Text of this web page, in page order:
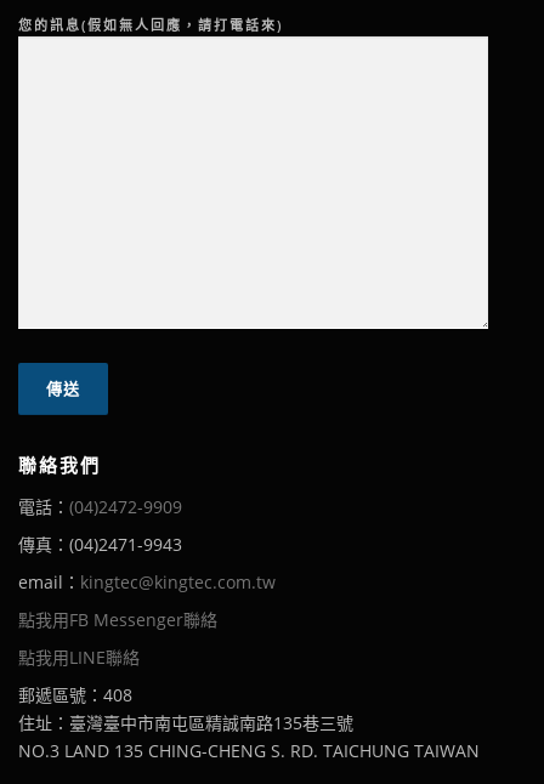
您的訊息(假如無人回應，請打電話來)
聯絡我們
電話： (04)2472-9909
傳真：(04)2471-9943
email： kingtec@kingtec.com.tw
點我用FB Messenger聯絡
點我用LINE聯絡
郵遞區號：408
住址：臺灣臺中市南屯區精誠南路135巷三號
NO.3 LAND 135 CHING-CHENG S. RD. TAICHUNG TAIWAN